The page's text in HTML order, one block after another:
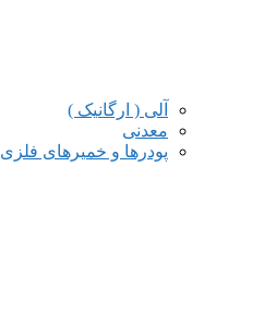
آلی ( ارگانیک )
معدنی
پودرها و خمیرهای فلزی